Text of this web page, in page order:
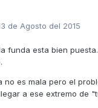
de Agosto del 2015
funda esta bien
no es mala pero el
a ese extremo de